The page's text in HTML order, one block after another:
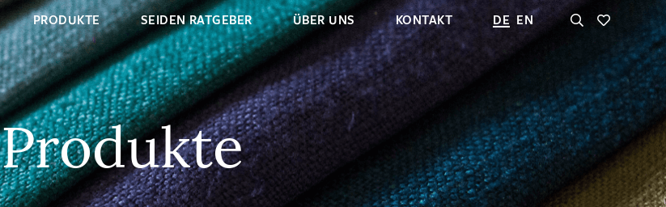
PRODUKTE SEIDEN RATGEBER ÜBER UNS KONTAKT DE EN
Produkte